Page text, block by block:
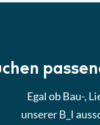
Egal ob Bau-,
unserer B_I